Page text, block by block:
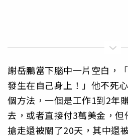
謝岳鵬當下腦中一片空白，
發生在自己身上！」他不死
個方法，一個是工作1到2年
去，或者直接付3萬美金，
搶走還被關了20天，其中還